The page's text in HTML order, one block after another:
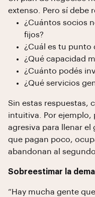
extenso. Pero sí debe
¿Cuántos socios
fijos?
¿Cuál es tu punto
¿Qué capacidad
¿Cuánto podés
¿Qué servicios
Sin estas respuestas,
intuitiva. Por ejemplo,
agresiva para llenar
que pagan poco,
abandonan al segundo
Sobreestimar la
“Hay mucha gente